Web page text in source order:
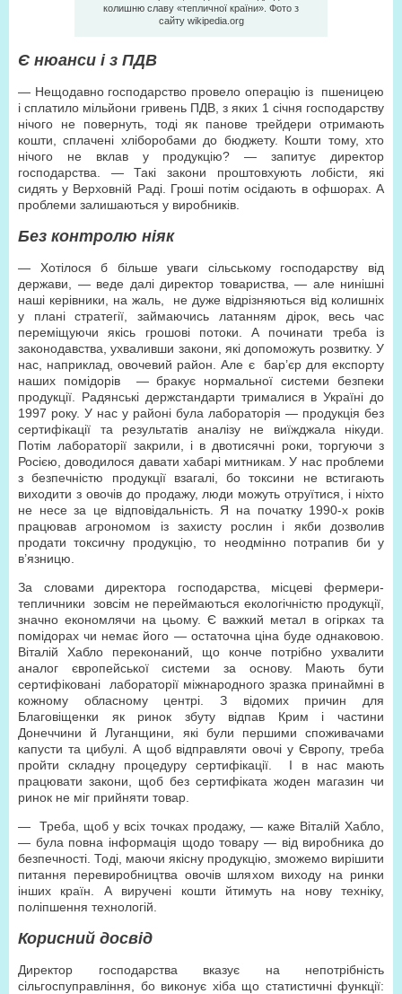
колишню славу «тепличної країни». Фото з
сайту wikipedia.org
Є нюанси і з ПДВ
— Нещодавно господарство провело операцію із пшеницею
і сплатило мільйони гривень ПДВ, з яких 1 січня господарству
нічого не повернуть, тоді як панове трейдери отримають
кошти, сплачені хліборобами до бюджету. Кошти тому, хто
нічого не вклав у продукцію? — запитує директор
господарства. — Такі закони проштовхують лобісти, які
сидять у Верховній Раді. Гроші потім осідають в офшорах. А
проблеми залишаються у виробників.
Без контролю ніяк
— Хотілося б більше уваги сільському господарству від
держави, — веде далі директор товариства, — але нинішні
наші керівники, на жаль, не дуже відрізняються від колишніх
у плані стратегії, займаючись латанням дірок, весь час
переміщуючи якісь грошові потоки. А починати треба із
законодавства, ухваливши закони, які допоможуть розвитку. У
нас, наприклад, овочевий район. Але є бар’єр для експорту
наших помідорів — бракує нормальної системи безпеки
продукції. Радянські держстандарти трималися в Україні до
1997 року. У нас у районі була лабораторія — продукція без
сертифікації та результатів аналізу не виїжджала нікуди.
Потім лабораторії закрили, і в двотисячні роки, торгуючи з
Росією, доводилося давати хабарі митникам. У нас проблеми
з безпечністю продукції взагалі, бо токсини не встигають
виходити з овочів до продажу, люди можуть отруїтися, і ніхто
не несе за це відповідальність. Я на початку 1990-х років
працював агрономом із захисту рослин і якби дозволив
продати токсичну продукцію, то неодмінно потрапив би у
в’язницю.
За словами директора господарства, місцеві фермери-
тепличники зовсім не переймаються екологічністю продукції,
значно економлячи на цьому. Є важкий метал в огірках та
помідорах чи немає його — остаточна ціна буде однаковою.
Віталій Хабло переконаний, що конче потрібно ухвалити
аналог європейської системи за основу. Мають бути
сертифіковані лабораторії міжнародного зразка принаймні в
кожному обласному центрі. З відомих причин для
Благовіщенки як ринок збуту відпав Крим і частини
Донеччини й Луганщини, які були першими споживачами
капусти та цибулі. А щоб відправляти овочі у Європу, треба
пройти складну процедуру сертифікації. І в нас мають
працювати закони, щоб без сертифіката жоден магазин чи
ринок не міг прийняти товар.
— Треба, щоб у всіх точках продажу, — каже Віталій Хабло,
— була повна інформація щодо товару — від виробника до
безпечності. Тоді, маючи якісну продукцію, зможемо вирішити
питання перевиробництва овочів шляхом виходу на ринки
інших країн. А виручені кошти йтимуть на нову техніку,
поліпшення технологій.
Корисний досвід
Директор господарства вказує на непотрібність
сільгоспуправління, бо виконує хіба що статистичні функції: